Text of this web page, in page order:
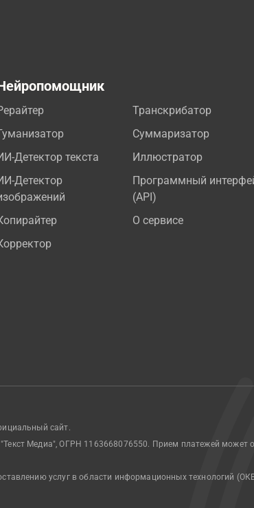
Детектор текста
Детектор
Транскрибатор
Суммаризатор
Иллюстратор
Программный
(API)
О сервисе
сайт.
Медиа", ОГРН 1163668076550. Прием платежей может
услуг в области информационных технологий